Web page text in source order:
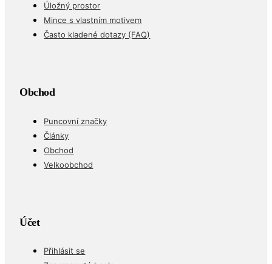
Úložný prostor
Mince s vlastním motivem
Často kladené dotazy (FAQ)
Obchod
Puncovní značky
Články
Obchod
Velkoobchod
Účet
Přihlásit se